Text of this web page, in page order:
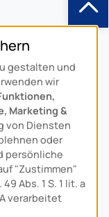
gestalten und
wir
Marketing &
von Diensten
oder
persönliche
"Zustimmen"
Abs. 1 S. 1 lit. a
verarbeitet